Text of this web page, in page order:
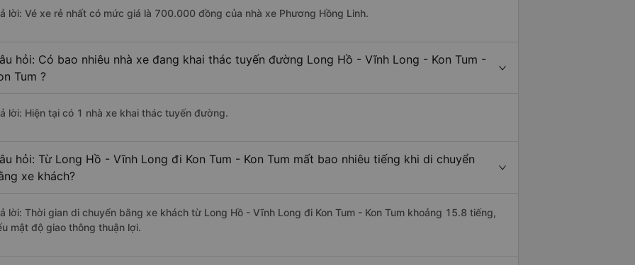
lời: Vé xe rẻ nhất có mức giá là 700.000 đồng của nhà xe Phương Hồng Linh.
hỏi: Có bao nhiêu nhà xe đang khai thác tuyến đường Long Hồ - Vĩnh Long - Kon Tum -
Tum ?
lời: Hiện tại có 1 nhà xe khai thác tuyến đường.
hỏi: Từ Long Hồ - Vĩnh Long đi Kon Tum - Kon Tum mất bao nhiêu tiếng khi di chuyển
xe khách?
lời: Thời gian di chuyển bằng xe khách từ Long Hồ - Vĩnh Long đi Kon Tum - Kon Tum khoảng 15.8 tiếng,
mật độ giao thông thuận lợi.